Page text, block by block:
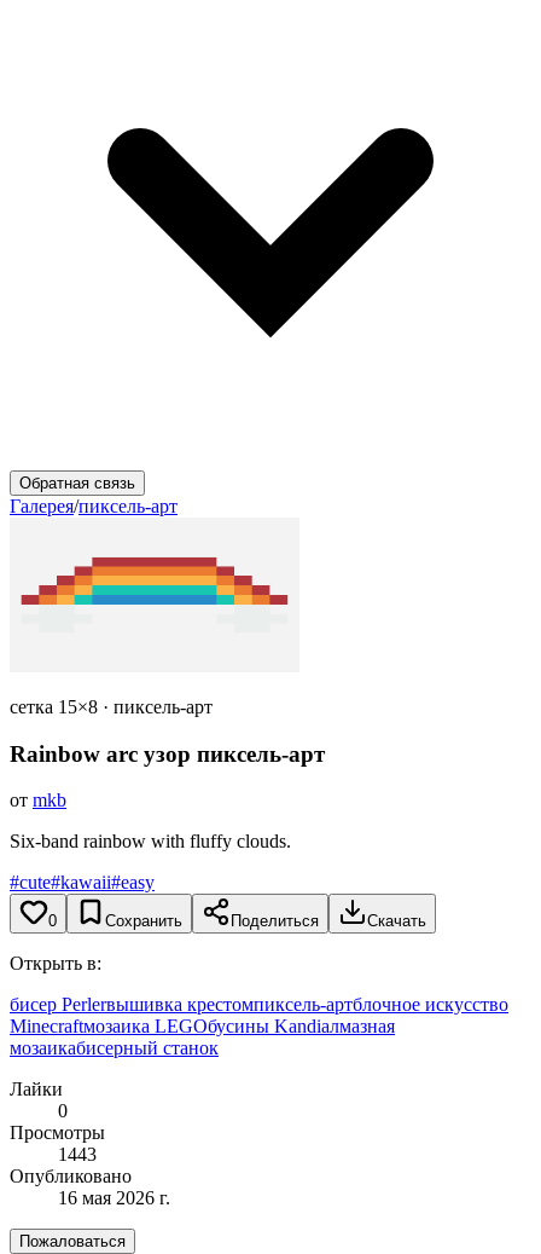
Обратная связь
Галерея/пиксель-арт
сетка 15×8 · пиксель-арт
Rainbow arc узор пиксель-арт
от mkb
Six-band rainbow with fluffy clouds.
#cute#kawaii#easy
0 Сохранить Поделиться Скачать
Открыть в:
бисер Perlerвышивка крестомпиксель-артблочное искусство
Minecraftмозаика LEGOбусины Kandiалмазная
мозаикабисерный станок
Лайки
0
Просмотры
1443
Опубликовано
16 мая 2026 г.
Пожаловаться